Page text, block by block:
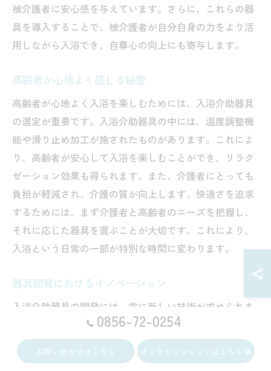
被介護者に安心感を与えています。さらに、これらの器
具を導入することで、被介護者が自分自身の力をより活
用しながら入浴でき、自尊心の向上にも寄与します。
高齢者が心地よく感じる秘密
高齢者が心地よく入浴を楽しむためには、入浴介助器具
の選定が重要です。入浴介助器具の中には、温度調整機
能や滑り止め加工が施されたものがあります。これによ
り、高齢者が安心して入浴を楽しむことができ、リラク
ゼーション効果も得られます。また、介護者にとっても
負担が軽減され、介護の質が向上します。快適さを追求
するためには、まず介護者と高齢者のニーズを把握し、
それに応じた器具を選ぶことが大切です。これにより、
入浴という日常の一部が特別な時間に変わります。
器具開発におけるイノベーション
入浴介助器具の開発には、常に新しい技術が求められま
す。特に高齢者向けの入浴介助器具では、素材や機能の
安全性が重視されています。最近では、人工知能を活用
した温度管理システムや、使用者の動作をサポートする
0856-72-0254
お問い合わせはこちら オンラインショップはこちら